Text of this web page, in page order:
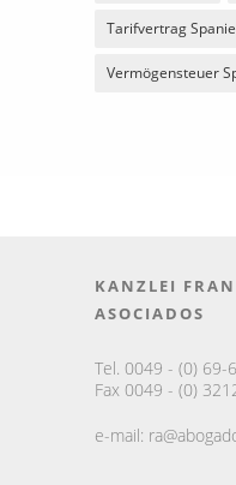
Tarifvertrag
Vermögensteuer
KANZLEI
ASOCIADOS
Tel. 0049 - (0) 69-
Fax 0049 - (0)
e-mail: